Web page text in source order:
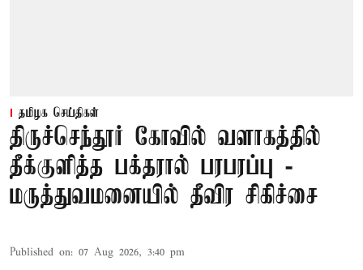
தமிழக செய்திகள்
திருச்செந்தூர் கோவில் வளாகத்தில்
தீக்குளித்த பக்தரால் பரபரப்பு -
மருத்துவமனையில் தீவிர சிகிச்சை
Published on: 07 Aug 2026, 3:40 pm